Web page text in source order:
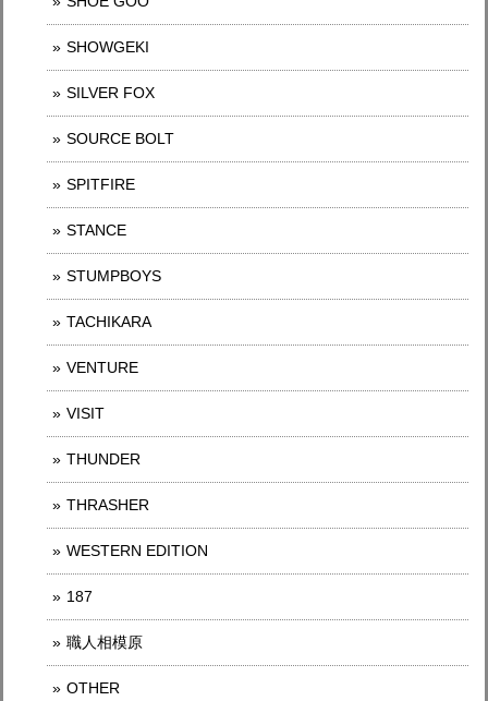
SHOWGEKI
SILVER FOX
SOURCE BOLT
SPITFIRE
STANCE
STUMPBOYS
TACHIKARA
VENTURE
VISIT
THUNDER
THRASHER
WESTERN EDITION
187
職人相模原
OTHER